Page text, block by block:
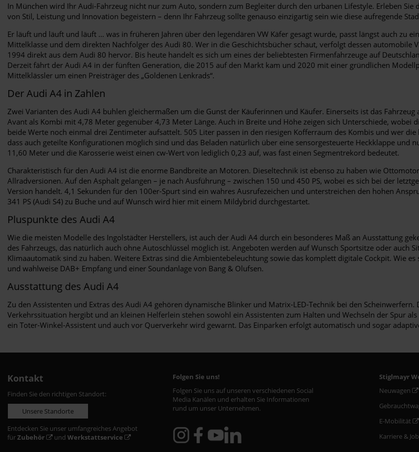
In München wird Ihr Audi-Fahrzeug nicht nur zum Auto, sondern zum Begleiter durch den urbanen Lifestyle. Erleben Sie
von Stil, Leistung und Innovation begeistern – denn Ihr Fahrzeug sollte genauso einzigartig sein wie diese aufregende
Er läuft und läuft und läuft … was in früheren Jahren über den legendären VW Käfer gesagt wurde, passt längst auch zu
Mittelklasse und dem direkten Nachfolger des Audi 80. Wer in die Geschichtsbücher schaut, verfolgt dessen automobile
1994 direkt aus dem Audi 80 hervor. Bis heute handelt es sich um eines der beliebtesten Firmenfahrzeuge auf
Derzeit fährt der Audi A4 in der fünften Generation, die 2015 auf den Markt kam und 2020 mit einer gründlichen
Mittelklässler um einen Preisträger des „Goldenen Lenkrads“.
Der Audi A4 in Zahlen
Zwei Varianten des Audi A4 buhlen gleichermaßen um die Gunst der Käuferinnen und Käufer. Einerseits ist das
Avant als Kombi mit 4,78 Meter gegenüber 4,73 Meter Länge. Auch in Breite und Höhe zeigen sich Unterschiede,
beide Werte noch einmal drei Zentimeter aufsattelt. 505 Liter passen in den riesigen Kofferraum des Kombis und wer
dass auch geteilte Konfigurationen möglich sind und das Beladen natürlich über eine sensorgesteuerte Heckklappe
11,60 Meter und die Karosserie weist einen cw-Wert von lediglich 0,23 auf, was fast einen Segmentrekord bedeutet.
Charakteristisch für den Audi A4 ist die enorme Bandbreite an Motoren. Dieseltechnik ist ebenso zu haben wie
Allradversionen. Auf den Asphalt gelangen – je nach Ausführung – zwischen 150 und 450 PS, wobei es sich bei der
Version handelt. 4,1 Sekunden für den 100er-Spurt sind ein wahres Ausrufezeichen und unterstreichen den hohen
341 PS (Audi S4) zu Buche und auf Wunsch wird hier mit einem Mildybrid durchgestartet.
Pluspunkte des Audi A4
Wie die meisten Modelle des Ingolstädter Herstellers, ist auch der Audi A4 durch ein besonderes Maß an Ausstattung
des Fahrzeugs, das natürlich auch ohne Autoschlüssel möglich ist. Angeboten werden auf Wunsch Sportsitze oder auch
Klimaautomatik sind zu haben. Weitere Extras sind die Ambientebeleuchtung sowie das komplett digitale Cockpit. Wie
und wahlweise DAB+ Empfang und einer Soundanlage von Bang & Olufsen.
Ausstattung des Audi A4
Zu den Assistenten und Extras des Audi A4 gehören dynamische Blinker und Matrix-LED-Technik bei den
Verkehrssituation hergibt und an kleinen Helferlein stehen sowohl ein Assistenten zum Halten und Wechseln der Spur
ein Toter-Winkel-Assistent und auch vor Querverkehr wird gewarnt. Das Einparken erfolgt automatisch und sogar
Kontakt
Finden Sie den richtigen Standort:
Unsere Standorte
Entdecken Sie unser umfangreiches Angebot
fürZubehör und Werkstattservice
Folgen Sie uns!
Folgen Sie uns auf unseren verschiedenen Social
Media Kanälen und erhalten Sie Informationen
rund um unser Unternehmen.
Stiglmayr
Neuwagen
E-Mobilität
Karriere &